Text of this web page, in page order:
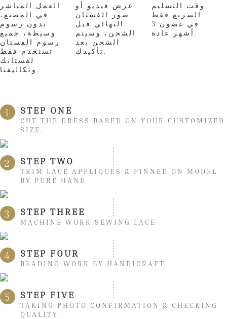
العمل المباشر
في المصنع،
بدون رسوم
وسيطة، جميع
رسوم الفستان
تستخدم فقط
لفستانك
وتكاليفنا.
عرض فيديو أو
صور الفستان
النهائي قبل
الشحن، وسيتم
الشحن بعد
تأكيدك.
وقت التسليم
السريع فقط
في غضون 3
أشهر عادة.
1 STEP ONE
CUT THE DRESS BASED ON YOUR CUSTOMIZED
SIZE.
2 STEP TWO
TRIM LACE APPLIQUES & PINNED ON MODEL
BY PURE HAND
3 STEP THREE
MACHINE WORK SEWING LACE
4 STEP FOUR
BEADING WORK BY HANDICRAFT
5 STEP FIVE
TAKING PHOTO CONFIRMATION & CHECKING
QUALITY